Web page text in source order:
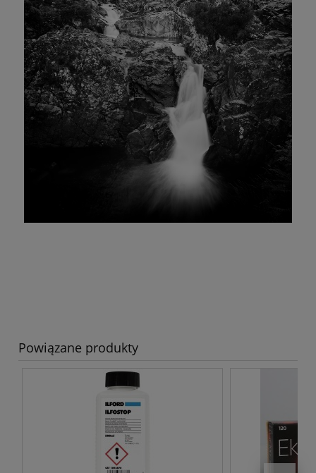
Powiązane produkty